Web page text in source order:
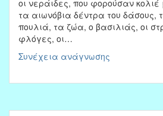
οι νεράιδες, που φορούσαν κολιέ
τα αιωνόβια δέντρα του δάσους,
πουλιά, τα ζώα, ο βασιλιάς, οι
φλόγες, οι…
Συνέχεια ανάγνωσης